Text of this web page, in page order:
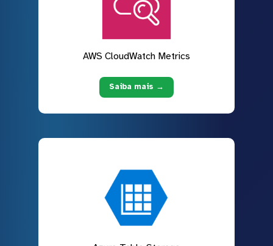
AWS CloudWatch Metrics
Saiba mais →